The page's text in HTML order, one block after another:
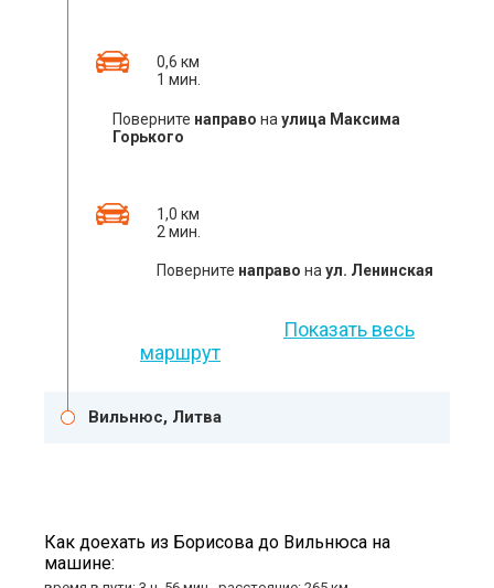
0,6 км
1 мин.
Поверните направо на улица Максима
Горького
1,0 км
2 мин.
Поверните направо на ул. Ленинская
Показать весь
маршрут
Вильнюс, Литва
Как доехать из Борисова до Вильнюса на
машине: